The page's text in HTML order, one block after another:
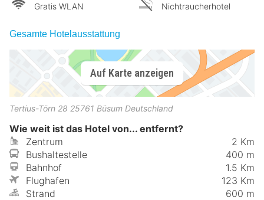
Gratis WLAN
Nichtraucherhotel
Gesamte Hotelausstattung
Auf Karte anzeigen
Tertius-Törn 28 25761 Büsum Deutschland
Wie weit ist das Hotel von... entfernt?
Zentrum
2 Km
Bushaltestelle
400 m
Bahnhof
1.5 Km
Flughafen
123 Km
Strand
600 m